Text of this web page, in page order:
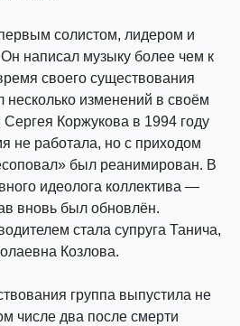
солистом, лидером и
написал музыку более чем к
своего существования
несколько изменений в своём
Коржукова в 1994 году
не работала, но с приходом
был реанимирован. В
идеолога коллектива —
вновь был обновлён.
стала супруга Танича,
Козлова.
группа выпустила не
числе два после смерти